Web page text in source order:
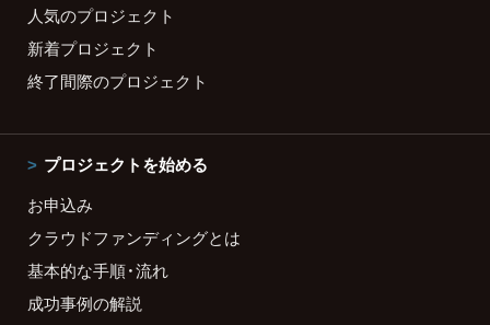
人気のプロジェクト
新着プロジェクト
終了間際のプロジェクト
プロジェクトを始める
お申込み
クラウドファンディングとは
基本的な手順・流れ
成功事例の解説